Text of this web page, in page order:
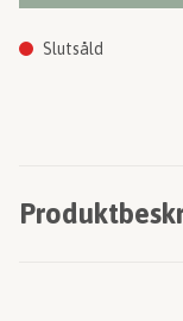
Slutsåld